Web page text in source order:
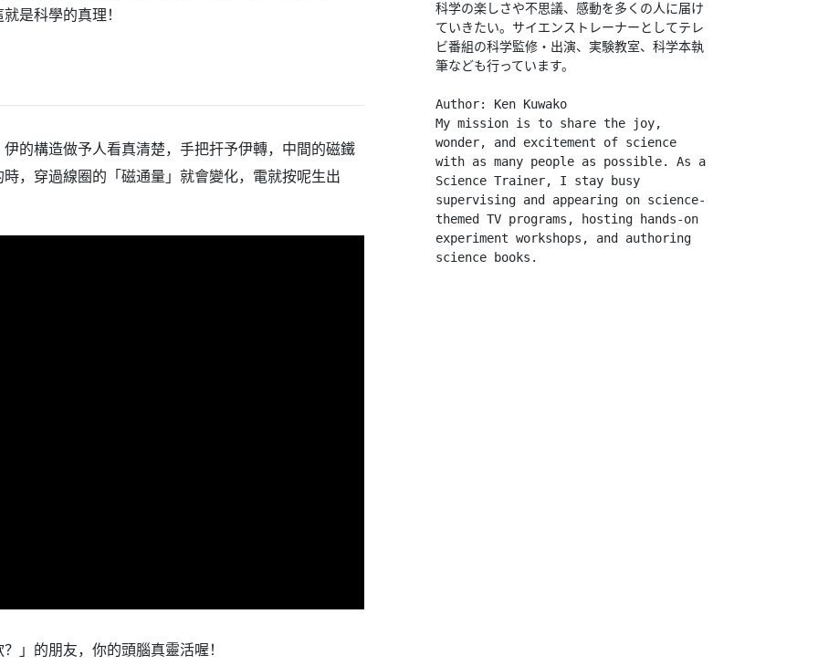
是科學的真理！
的構造做予人看真清楚，手把扞予伊轉，中間的磁鐵
，穿過線圈的「磁通量」就會變化，電就按呢生出
」的朋友，你的頭腦真靈活喔！
科学の楽しさや不思議、感動を多くの人に届け
ていきたい。サイエンストレーナーとしてテレ
ビ番組の科学監修・出演、実験教室、科学本執
筆なども行っています。
Author: Ken Kuwako
My mission is to share the joy,
wonder, and excitement of science
with as many people as possible. As a
Science Trainer, I stay busy
supervising and appearing on science-
themed TV programs, hosting hands-on
experiment workshops, and authoring
science books.